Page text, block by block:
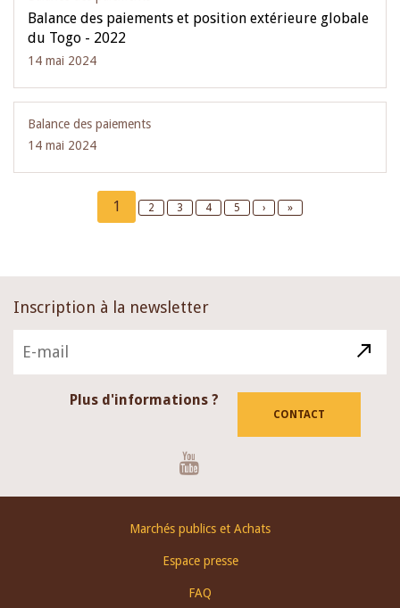
Balance des paiements et position extérieure globale
du Togo - 2022
14 mai 2024
Balance des paiements
14 mai 2024
Current
page
1 Page
2 Page
3 Page
4 Page
5
Next
›
Last
»
Inscription à la newsletter
Plus d'informations ?
CONTACT
Marchés publics et Achats
Espace presse
FAQ